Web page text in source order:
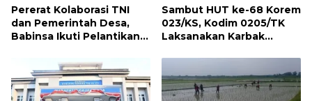
Pererat Kolaborasi TNI
dan Pemerintah Desa,
Babinsa Ikuti Pelantikan
Sambut HUT ke-68 Korem
023/KS, Kodim 0205/TK
Laksanakan Karbak